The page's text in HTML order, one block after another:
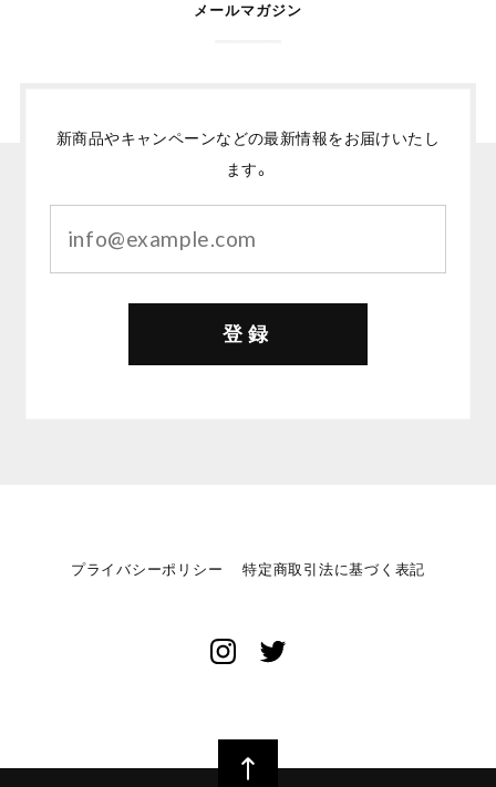
メールマガジン
新商品やキャンペーンなどの最新情報をお届けいたし
ます。
登録
プライバシーポリシー 特定商取引法に基づく表記